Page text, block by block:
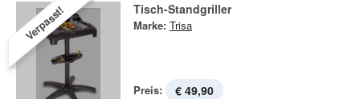
Verpasst! Tisch-Standgriller
Marke: Trisa
Preis: € 49,90